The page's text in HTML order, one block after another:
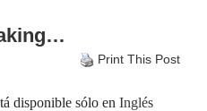
Print This Post
disponible sólo en Inglés